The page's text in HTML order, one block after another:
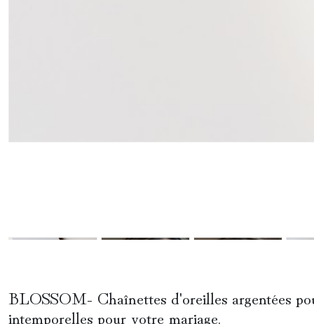
BLOSSOM- Chaînettes d'oreilles argentées
intemporelles pour votre mariage.